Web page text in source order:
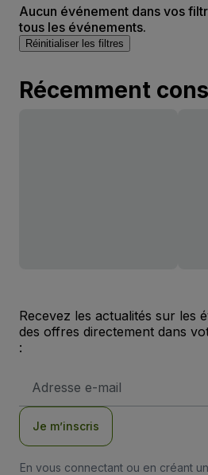
Aucun événement dans vos
tous les événements.
Réinitialiser les filtres
Récemment
Recevez les actualités sur les
des offres directement dans
:
e-
Je m’inscris
En vous connectant ou en créant